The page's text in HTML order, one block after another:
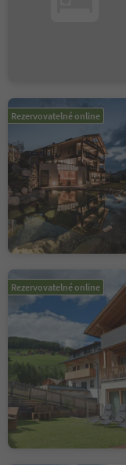
Rezervovatelné online
Rezervovatelné online